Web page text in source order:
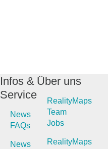
Infos &
Service
News
FAQs
News
Über uns
RealityMaps
Team
Jobs
RealityMaps